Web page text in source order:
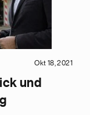
Okt 18, 2021
und